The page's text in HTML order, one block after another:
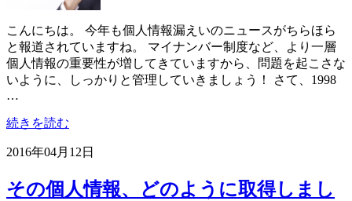
こんにちは。 今年も個人情報漏えいのニュースがちらほら
と報道されていますね。 マイナンバー制度など、より一層
個人情報の重要性が増してきていますから、問題を起こさな
いように、しっかりと管理していきましょう！ さて、1998
…
続きを読む
2016年04月12日
その個人情報、どのように取得しまし